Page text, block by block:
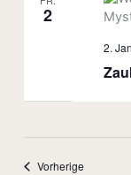
2
2.
Vorherige